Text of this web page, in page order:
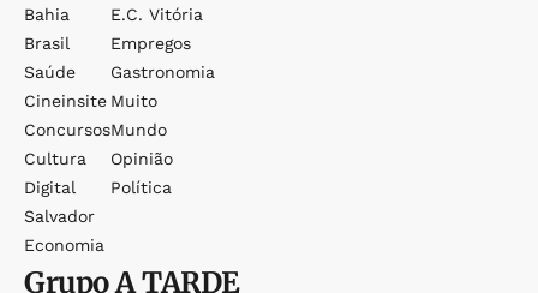
Bahia
Brasil
Saúde
Cineinsite
Concursos
Cultura
Digital
Salvador
Economia
E.c. Vitória
Empregos
Gastronomia
Muito
Mundo
Opinião
Política
GrupoA TARDE